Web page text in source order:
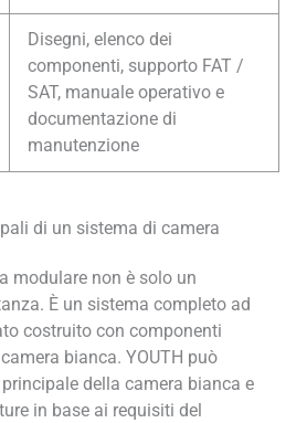
Disegni, elenco dei
componenti, supporto FAT /
SAT, manuale operativo e
documentazione di
manutenzione
di un sistema di camera
modulare non è solo un
È un sistema completo ad
costruito con componenti
bianca. YOUTH può
della camera bianca e
in base ai requisiti del